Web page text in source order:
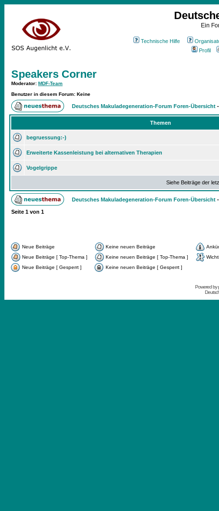
Ein
Technische Hilfe
Profil
Speakers Corner
Moderator: MDF-Team
Benutzer in diesem Forum: Keine
Deutsches Makuladegeneration-Forum Foren-Übersicht
Themen
begruessung:-)
Erweiterte Kassenleistung bei alternativen Therapien
Vogelgrippe
Siehe Beiträge der
Deutsches Makuladegeneration-Forum Foren-Übersicht
Seite 1 von 1
Neue Beiträge Keine neuen Beiträge
Neue Beiträge [ Top-Thema ]
Keine neuen Beiträge [ Top-Thema ]
Neue Beiträge [ Gesperrt ]
Keine neuen Beiträge [ Gesperrt ]
Powered by